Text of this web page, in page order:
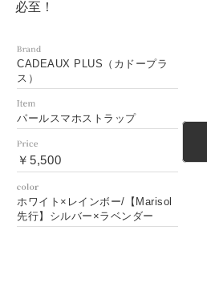
必至！
CADEAUX PLUS（カドープラ
ス）
パールスマホストラップ
￥5,500
ホワイト×レインボー/【Marisol
先行】シルバー×ラベンダー